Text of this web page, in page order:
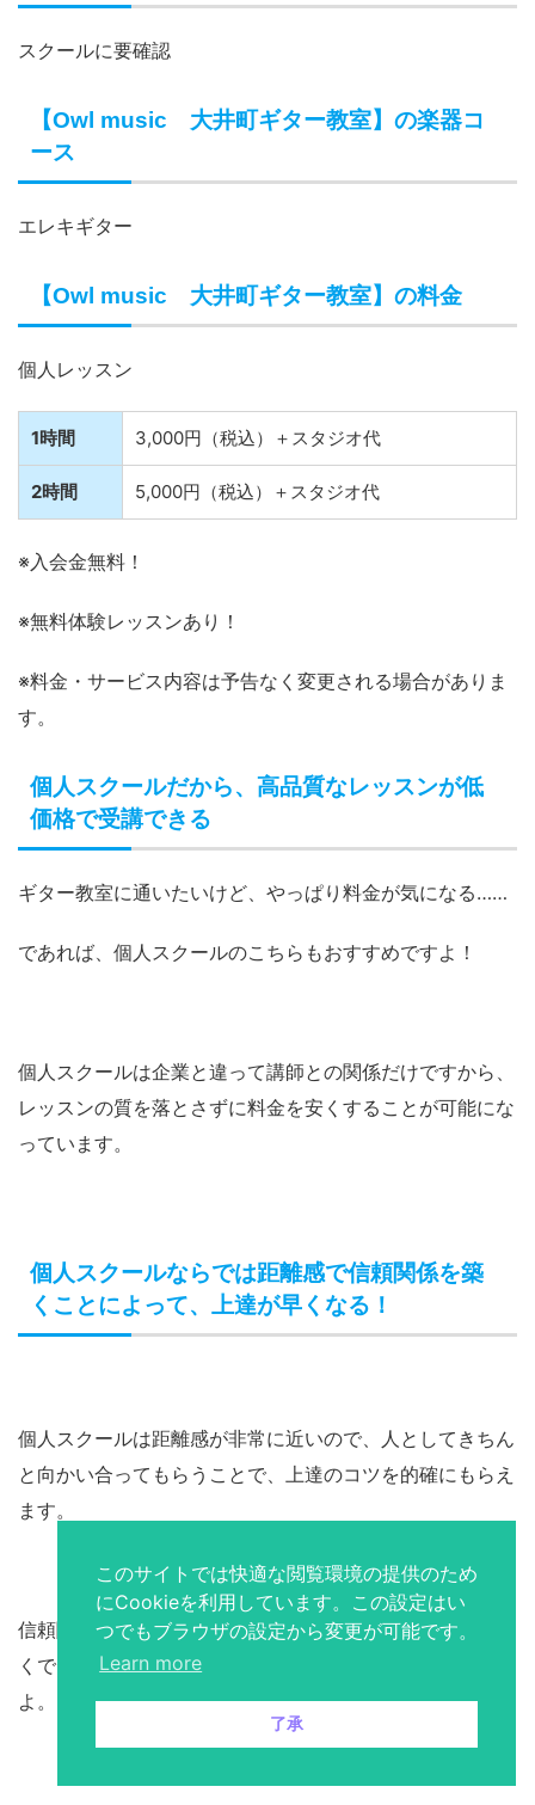
スクールに要確認
【Owl music 大井町ギター教室】の楽器コ
ース
エレキギター
【Owl music 大井町ギター教室】の料金
個人レッスン
1時間 3,000円（税込）＋スタジオ代
2時間 5,000円（税込）＋スタジオ代
※入会金無料！
※無料体験レッスンあり！
※料金・サービス内容は予告なく変更される場合がありま
す。
個人スクールだから、高品質なレッスンが低
価格で受講できる
ギター教室に通いたいけど、やっぱり料金が気になる……
であれば、個人スクールのこちらもおすすめですよ！
個人スクールは企業と違って講師との関係だけですから、
レッスンの質を落とさずに料金を安くすることが可能にな
っています。
個人スクールならでは距離感で信頼関係を築
くことによって、上達が早くなる！
個人スクールは距離感が非常に近いので、人としてきちん
と向かい合ってもらうことで、上達のコツを的確にもらえ
ます。
信頼関係が築ければ、あなたから質問することも気兼ねな
くできるようになり、さらに効率よく上達を目指せます
よ。
このサイトでは快適な閲覧環境の提供のため
にCookieを利用しています。この設定はい
つでもブラウザの設定から変更が可能です。
Learn more
了承